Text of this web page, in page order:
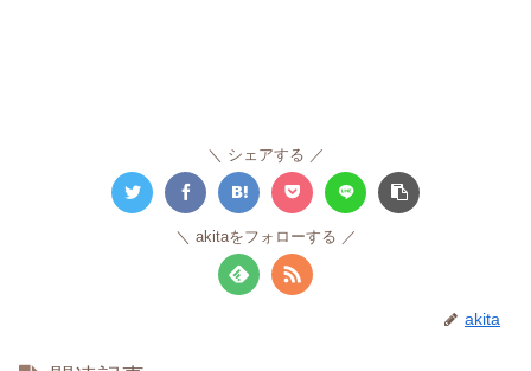
シェアする
akitaをフォローする
akita